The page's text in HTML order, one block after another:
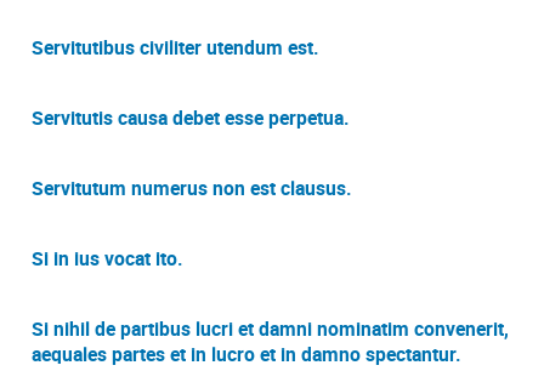
Servitutibus civiliter utendum est.
Servitutis causa debet esse perpetua.
Servitutum numerus non est clausus.
Si in ius vocat ito.
Si nihil de partibus lucri et damni nominatim convenerit,
aequales partes et in lucro et in damno spectantur.